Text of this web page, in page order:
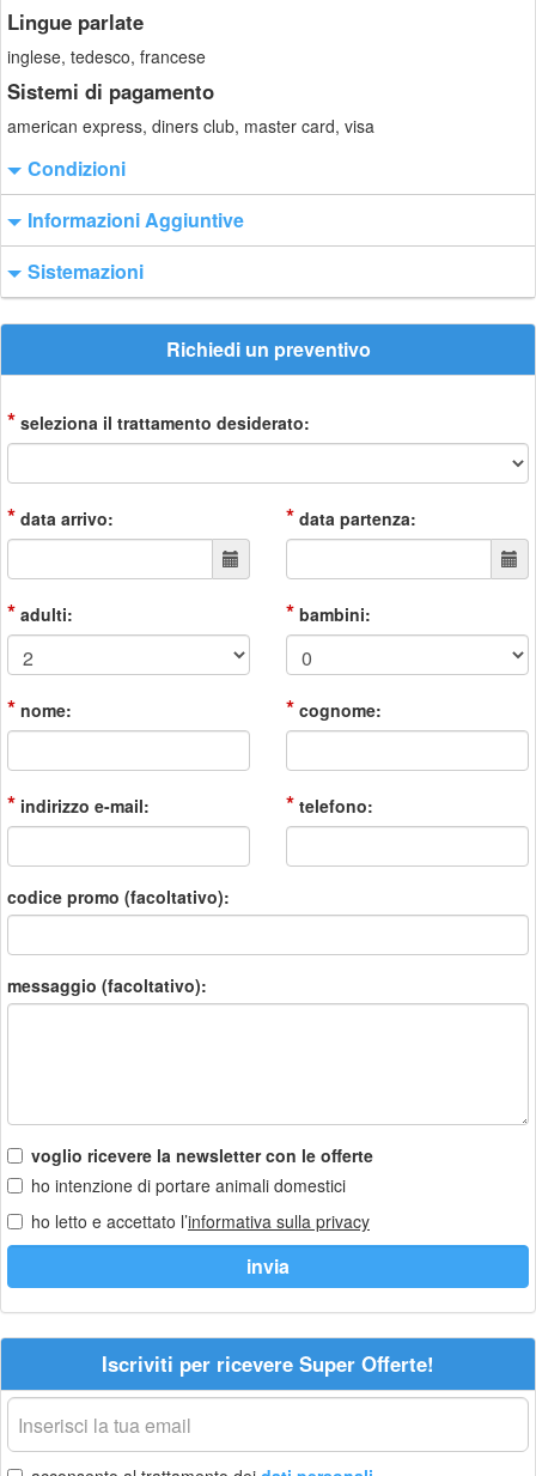
Lingue parlate
inglese, tedesco, francese
Sistemi di pagamento
american express, diners club, master card, visa
Condizioni
Informazioni Aggiuntive
Sistemazioni
Richiedi un preventivo
* seleziona il trattamento desiderato:
* data arrivo: * data partenza:
* adulti: * bambini:
* nome: * cognome:
* indirizzo e-mail: * telefono:
codice promo (facoltativo):
messaggio (facoltativo):
voglio ricevere la newsletter con le offerte
ho intenzione di portare animali domestici
ho letto e accettato l’informativa sulla privacy
Iscriviti per ricevere Super Offerte!
La
tua
email